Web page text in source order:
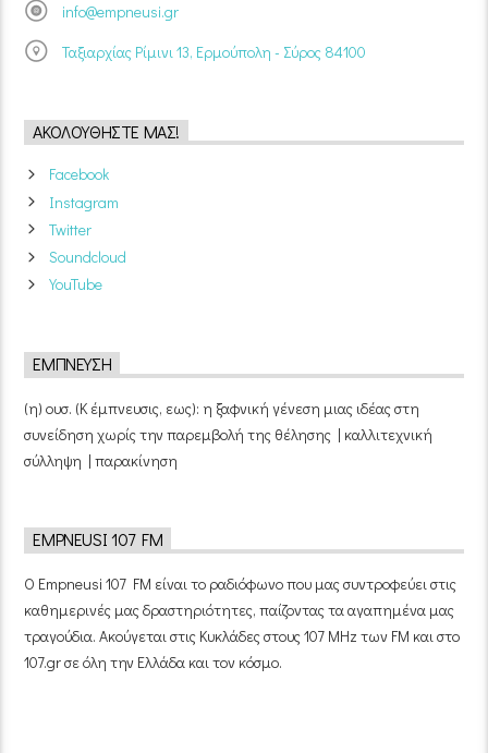
info@empneusi.gr
Ταξιαρχίας Ρίμινι 13, Ερμούπολη - Σύρος 84100
ΑΚΟΛΟΥΘΉΣΤΕ ΜΑΣ!
Facebook
Instagram
Twitter
Soundcloud
YouTube
ΈΜΠΝΕΥΣΗ
(η) ουσ. (Κ έμπνευσις, εως): η ξαφνική γένεση μιας ιδέας στη
συνείδηση χωρίς την παρεμβολή της θέλησης | καλλιτεχνική
σύλληψη | παρακίνηση
EMPNEUSI 107 FM
Ο Empneusi 107 FM είναι το ραδιόφωνο που μας συντροφεύει στις
καθημερινές μας δραστηριότητες, παίζοντας τα αγαπημένα μας
τραγούδια. Ακούγεται στις Κυκλάδες στους 107 MHz των FM και στο
107.gr σε όλη την Ελλάδα και τον κόσμο.